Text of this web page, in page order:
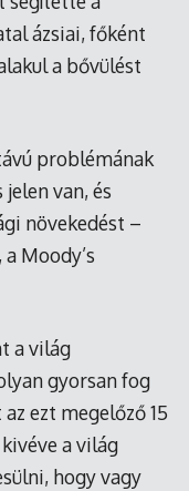
ázsiai, főként
a bővülést
problémának
van, és
növekedést –
Moody’s
a világ
gyorsan fog
ezt megelőző 15
a világ
hogy vagy